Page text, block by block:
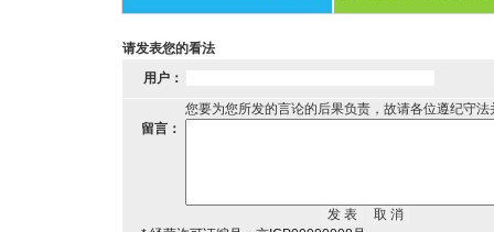
请发表您的看法
用户：
您要为您所发的言论的后果负责，故请各位遵纪守
留言：